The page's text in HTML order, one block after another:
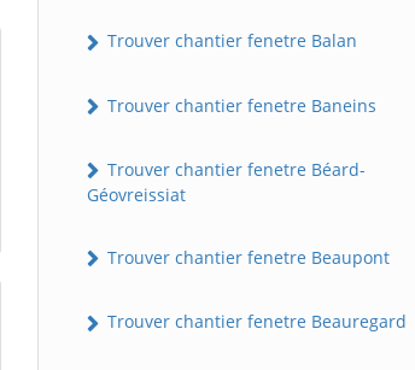
Trouver chantier fenetre Balan
Trouver chantier fenetre Baneins
Trouver chantier fenetre Béard-
Géovreissiat
Trouver chantier fenetre Beaupont
Trouver chantier fenetre Beauregard